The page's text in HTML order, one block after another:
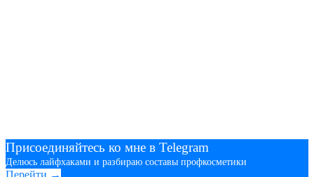
Присоединяйтесь ко мне в Telegram
Делюсь лайфхаками и разбираю составы профкосметики